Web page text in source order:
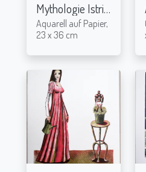
Mythologie Istriens
Aquarell auf Papier,
23 x 36 cm